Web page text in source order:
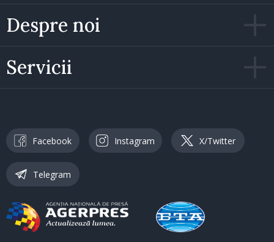
Despre noi
Servicii
Facebook Instagram X/Twitter
Telegram